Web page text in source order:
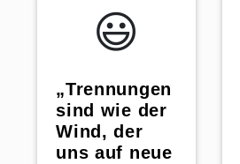
😃️
„Trennungen
sind wie der
Wind, der
uns auf neue